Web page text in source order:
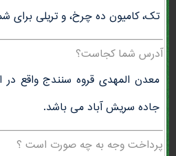
تک، کامیون ده چرخ، و تریلی برای
آدرس شما کجاست؟
معدن المهدی قروه سنندج واقع در
جاده سریش آباد می باشد.
پرداخت وجه به چه صورت است ؟